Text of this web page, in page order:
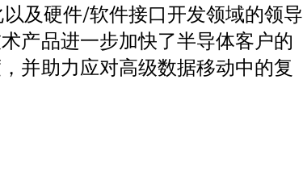
及硬件/软件接口开发领域的领导
产品进一步加快了半导体客户的
并助力应对高级数据移动中的复